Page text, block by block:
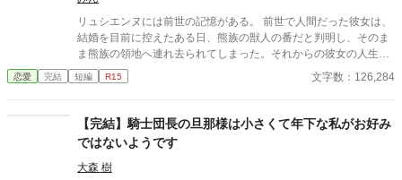
リュシエンヌには前世の記憶がある。 前世で人間だった彼女は、
結婚を目前に控えたある日、熊族の獣人の番だと判明し、そのま
ま熊族の領地へ連れ去られてしまった。それからの彼女の人生は
大変なもので、最期は番だった自分を恨むように生涯を閉じた。
彼女は200年後、今度は自分が豹の獣人として生まれ変わってい
まい、そこから、色んな事に巻き込まれる事になる─と、言うお
話です。 ❋相変わらずのゆるふわ設定で、メンタルも豆腐並なの
で、軽い気持ちで読んで下さい。 ❋独自設定有りです。 ❋他視点
の話もあります。 ❋誤字脱字は気を付けていますが、あると思い
恋愛 完結 短編 R15 文字数：126,284
【完結】騎士団長の旦那様は小さくて年下な私がお好み
ではないようです
大森 樹